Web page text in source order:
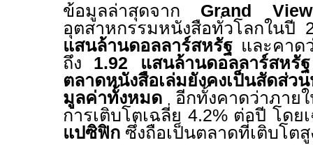
ข้อมูลล่าสุดจาก Grand
อุตสาหกรรมหนังสือทั่วโลกในปี
แสนล้านดอลลาร์สหรัฐ และคา
ถึง 1.92 แสนล้านดอลลาร์สหรัฐ
ตลาดหนังสือเล่มยังคงเป็นสัดส่
มูลค่าทั้งหมด อีกทั้งคาดว่าภาย
การเติบโตเฉลี่ย 4.2% ต่อปี โดย
แปซิฟิก ซึ่งถือเป็นตลาดที่เติบโต